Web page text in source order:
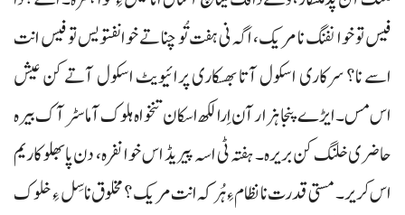
فیس تو خوانفنگ نا مریک، اگہ نی ہفت تُو چنا تے خوانفتویس تو فیس انت
اسے نا؟ سرکاری اسکول آتا بھسکاری پرائیویٹ اسکول آتے کن عیش
اس مس۔ ایڑے پنجا ہزار آن اِرا لکھ اسکان تنخواہ ہلوک آ ماسٹر آک بیرہ
حاضری خلنگ کن بریرہ۔ ہفتہ ٹی اسہ پیریڈ اس خوانفرہ، دن پا بھلو کاریم
اس کریر۔ مستی قدرت نا نظام ءِ ہُر کہ انت مریک؟ مخلوق نا سِل ءِ خلوک